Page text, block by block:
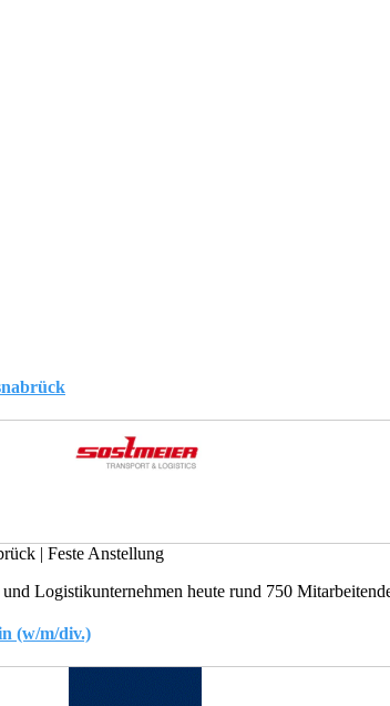
| Feste Anstellung
Logistikunternehmen heute rund 750
(w/m/div.)